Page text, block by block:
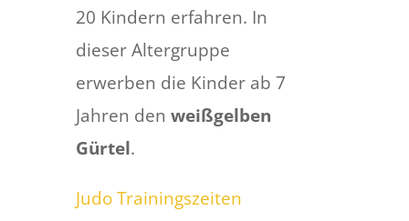
20 Kindern erfahren. In
dieser Altergruppe
erwerben die Kinder ab 7
Jahren den weißgelben
Gürtel.
Judo Trainingszeiten